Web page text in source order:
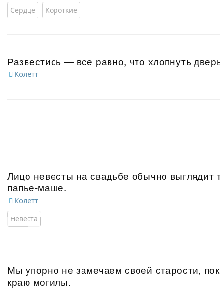
Сердце Короткие
Развестись — все равно, что хлопнуть
Колетт
Лицо невесты на свадьбе обычно выглядит
папье-маше.
Колетт
Невеста
Мы упорно не замечаем своей старости,
краю могилы.